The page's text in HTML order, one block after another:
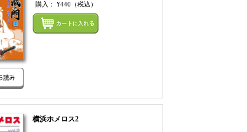
トにいれる
購入：¥440 （税込）
横浜ホメロス2